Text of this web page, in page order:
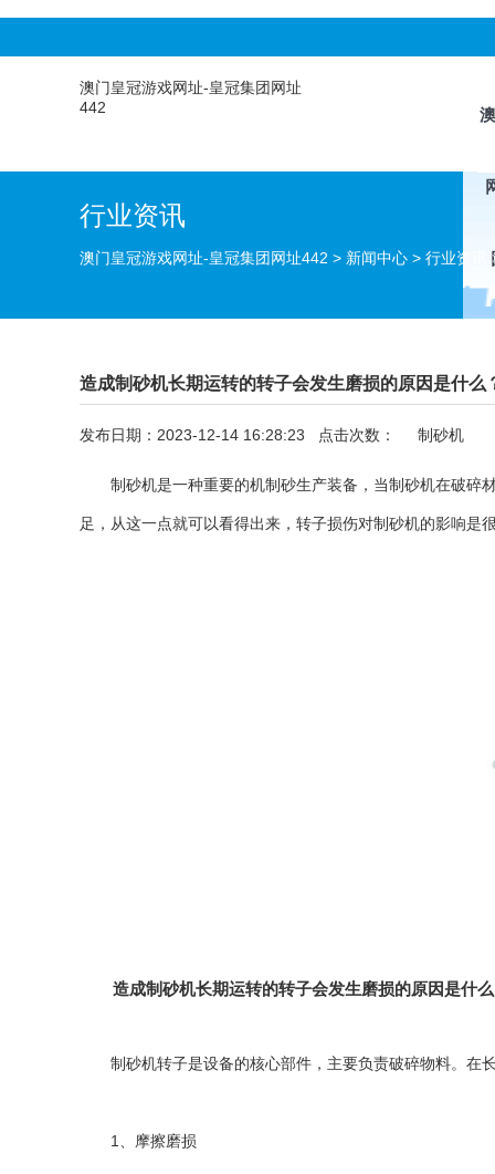
澳门皇冠游戏网址-皇冠集团网址
442
行业资讯
澳门皇冠游戏网址-皇冠集团网址442 > 新闻中心 > 行业资讯
造成制砂机长期运转的转子会发生磨损的原因是什么
发布日期：2023-12-14 16:28:23 点击次数： 制砂机
制砂机是一种重要的机制砂生产装备，当制砂机在破碎材
足，从这一点就可以看得出来，转子损伤对制砂机的影响是很
造成制砂机长期运转的转子会发生磨损的原因是什么
制砂机转子是设备的核心部件，主要负责破碎物料。在长
1、摩擦磨损